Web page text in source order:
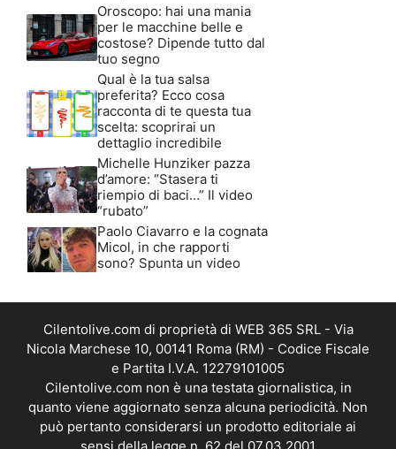
Oroscopo: hai una mania
per le macchine belle e
costose? Dipende tutto dal
tuo segno
Qual è la tua salsa
preferita? Ecco cosa
racconta di te questa tua
scelta: scoprirai un
dettaglio incredibile
Michelle Hunziker pazza
d’amore: “Stasera ti
riempio di baci…” Il video
“rubato”
Paolo Ciavarro e la cognata
Micol, in che rapporti
sono? Spunta un video
Cilentolive.com di proprietà di WEB 365 SRL - Via
Nicola Marchese 10, 00141 Roma (RM) - Codice Fiscale
e Partita I.V.A. 12279101005
Cilentolive.com non è una testata giornalistica, in
quanto viene aggiornato senza alcuna periodicità. Non
può pertanto considerarsi un prodotto editoriale ai